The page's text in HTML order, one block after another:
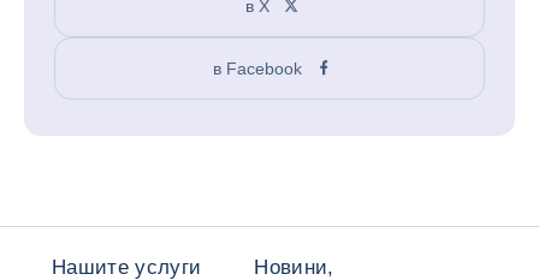
в X
в Facebook
Нашите услуги
Новини,